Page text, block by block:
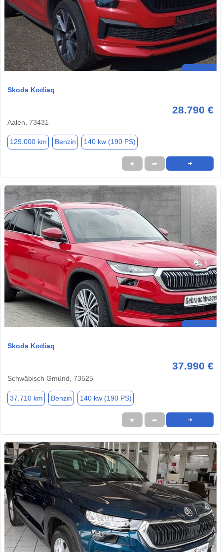
Skoda Kodiaq
28.790 €
Aalen, 73431
129.000 km Benzin 140 kw (190 PS)
★ ➦ ➜
Skoda Kodiaq
37.990 €
Schwäbisch Gmünd, 73525
37.710 km Benzin 140 kw (190 PS)
★ ➦ ➜